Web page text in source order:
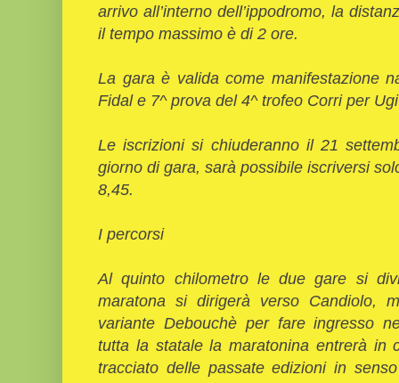
arrivo all’interno dell’ippodromo, la
il tempo massimo è di 2 ore.
La gara è valida come manifestazione
Fidal e 7^ prova del 4^ trofeo Corri per
Le iscrizioni si chiuderanno il 21
giorno di gara, sarà possibile iscriversi
8,45.
I percorsi
Al quinto chilometro le due gare si
maratona si dirigerà verso Candiolo,
variante Debouchè per fare ingresso
tutta la statale la maratonina entrerà
tracciato delle passate edizioni in